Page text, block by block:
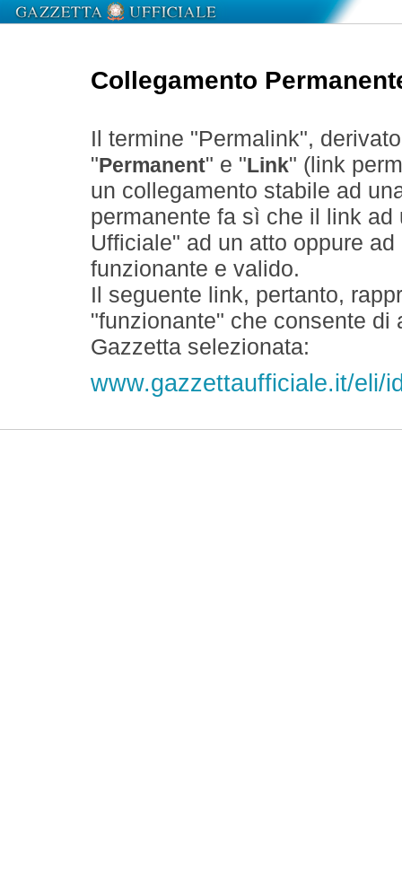
Collegamento
Il termine "Permalink",
" Permanent" e " Link" (link
un collegamento stabile ad
permanente fa sì che il link
Ufficiale" ad un atto oppure
funzionante e valido.
Il seguente link, pertanto,
"funzionante" che consente
Gazzetta selezionata:
www.gazzettaufficiale.it/eli/